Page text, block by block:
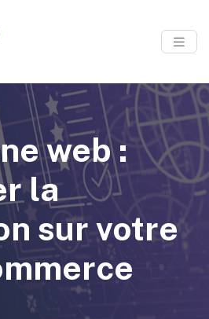
web :
la
sur votre